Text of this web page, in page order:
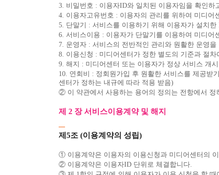
3. 비밀번호 : 이용자ID와 일치된 이용자임을 확인
4. 이용자고유번호 : 이용자의 관리를 위하여 미디
5. 단말기 : 서비스를 이용하기 위해 이용자가 설치
6. 서비스이용 : 이용자가 단말기를 이용하여 미디
7. 운영자 : 서비스의 전반적인 관리와 원활한 운영
8. 이용신청 : 미디어센터가 정한 별도의 기준과 절
9. 해지 : 미디어센터 또는 이용자가 정상 서비스 개
10. 연회비 : 정회원가입 후 원활한 서비스를 제공받
센터가 정하는 내규에 따라 적용 받음)
② 이 약관에서 사용하는 용어의 정의는 전항에서
제 2 장 서비스이용계약 및 해지
제5조 (이용계약의 성립)
① 이용계약은 이용자의 이용신청과 미디어센터의
② 이용계약은 이용자ID 단위로 체결합니다.